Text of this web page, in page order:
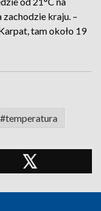
zachodzie kraju. –
tam około 19
#temperatura